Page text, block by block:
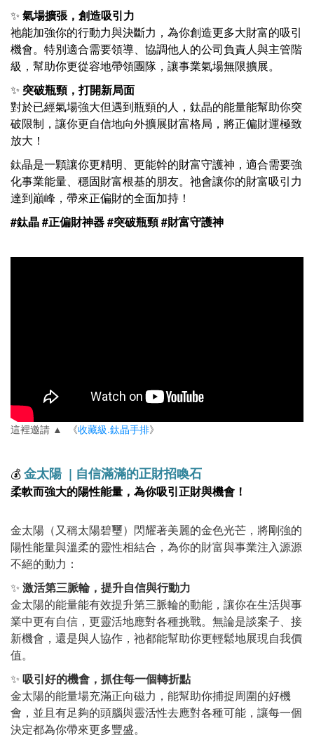
✨ 氣場擴張，創造吸引力
祂能加強你的行動力與決斷力，為你創造更多大財富的吸引
機會。特別適合需要領導、協調他人的公司負責人與主管階
級，幫助你更從容地帶領團隊，讓事業氣場無限擴展。
✨ 突破瓶頸，打開新局面
對於已經氣場強大但遇到瓶頸的人，鈦晶的能量能幫助你突
破限制，讓你更自信地向外擴展財富格局，將正偏財運極致
放大！
鈦晶是一顆讓你更精明、更能幹的財富守護神，適合需要強
化事業能量、穩固財富根基的朋友。祂會讓你的財富吸引力
達到巔峰，帶來正偏財的全面加持！
#鈦晶 #正偏財神器 #突破瓶頸 #財富守護神
這裡邀請 ▲ 《收藏級.鈦晶手排》
💰金太陽 | 自信滿滿的正財招喚石
柔軟而強大的陽性能量，為你吸引正財與機會！
金太陽（又稱太陽碧璽）閃耀著美麗的金色光芒，將剛強的
陽性能量與溫柔的靈性相結合，為你的財富與事業注入源源
不絕的動力：
✨ 激活第三脈輪，提升自信與行動力
金太陽的能量能有效提升第三脈輪的動能，讓你在生活與事
業中更有自信，更靈活地應對各種挑戰。無論是談案子、接
新機會，還是與人協作，祂都能幫助你更輕鬆地展現自我價
值。
✨ 吸引好的機會，抓住每一個轉折點
金太陽的能量場充滿正向磁力，能幫助你捕捉周圍的好機
會，並且有足夠的頭腦與靈活性去應對各種可能，讓每一個
決定都為你帶來更多豐盛。